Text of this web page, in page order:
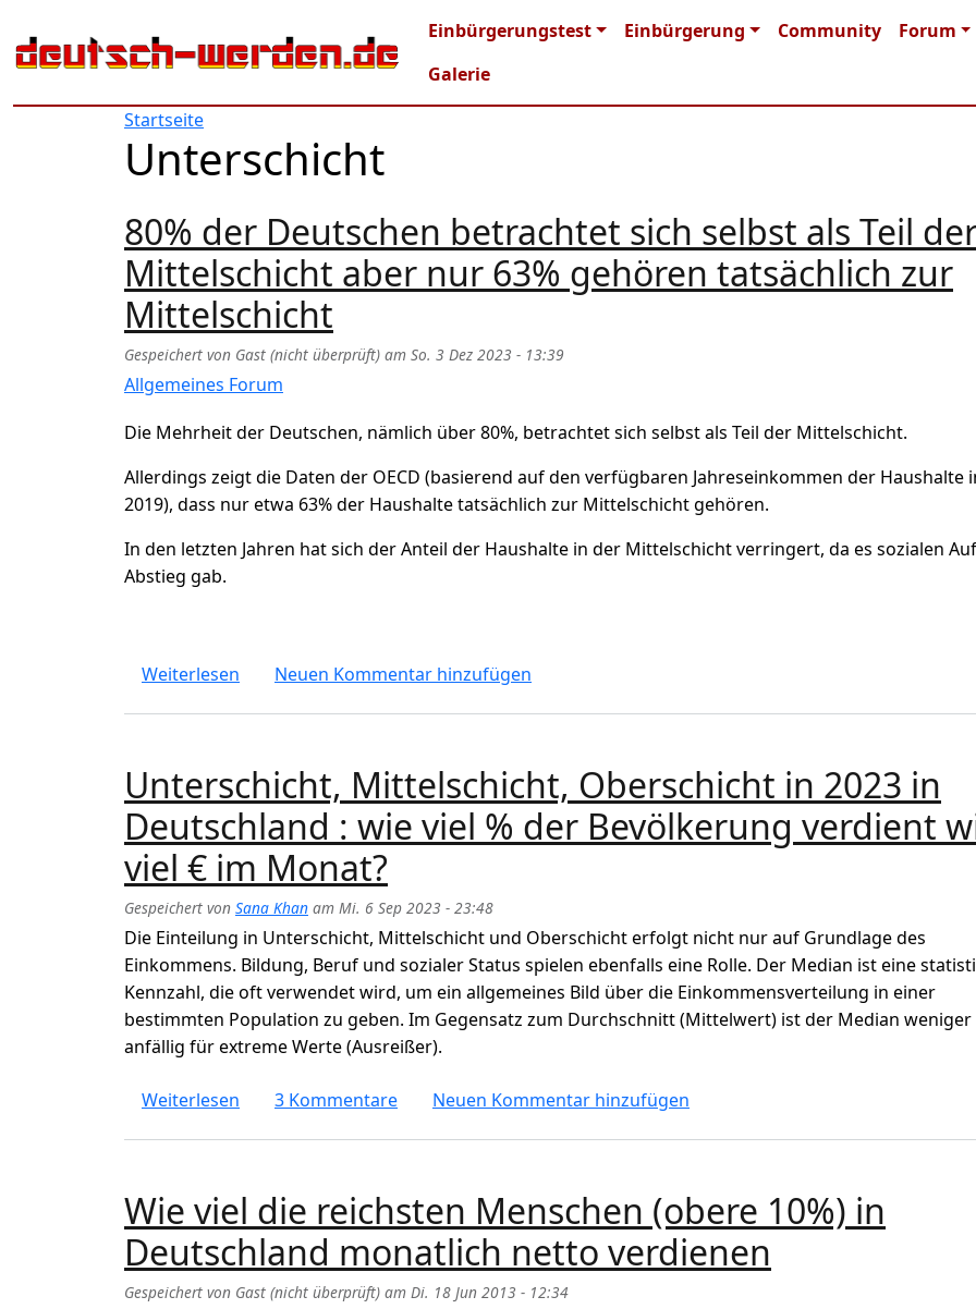
Main navigation
Einbürgerungstest Einbürgerung Community
Forum
Galerie
Startseite
Unterschicht
80% der Deutschen betrachtet sich selbst als Teil
Mittelschicht aber nur 63% gehören tatsächlich zur
Mittelschicht
Gespeichert von Gast (nicht überprüft) am So. 3 Dez 2023 - 13:39
Allgemeines Forum
Die Mehrheit der Deutschen, nämlich über 80%, betrachtet sich selbst als Teil der Mittelschicht.
Allerdings zeigt die Daten der OECD (basierend auf den verfügbaren Jahreseinkommen der Haushalte
2019), dass nur etwa 63% der Haushalte tatsächlich zur Mittelschicht gehören.
In den letzten Jahren hat sich der Anteil der Haushalte in der Mittelschicht verringert, da es sozialen
Abstieg gab.
Weiterlesen über 80% der Deutschen betrachtet sich selbst als Teil der Mittelschicht aber nur 63%
Neuen Kommentar hinzufügen
Unterschicht, Mittelschicht, Oberschicht in 2023 in
Deutschland : wie viel % der Bevölkerung verdient
viel € im Monat?
Gespeichert von Sana Khan am Mi. 6 Sep 2023 - 23:48
Die Einteilung in Unterschicht, Mittelschicht und Oberschicht erfolgt nicht nur auf Grundlage des
Einkommens. Bildung, Beruf und sozialer Status spielen ebenfalls eine Rolle. Der Median ist eine
Kennzahl, die oft verwendet wird, um ein allgemeines Bild über die Einkommensverteilung in einer
bestimmten Population zu geben. Im Gegensatz zum Durchschnitt (Mittelwert) ist der Median weniger
anfällig für extreme Werte (Ausreißer).
Weiterlesen über Unterschicht, Mittelschicht, Oberschicht in 2023 in Deutschland : wie viel % der
3 Kommentare Neuen Kommentar hinzufügen
Wie viel die reichsten Menschen (obere 10%) in
Deutschland monatlich netto verdienen
Gespeichert von Gast (nicht überprüft) am Di. 18 Jun 2013 - 12:34